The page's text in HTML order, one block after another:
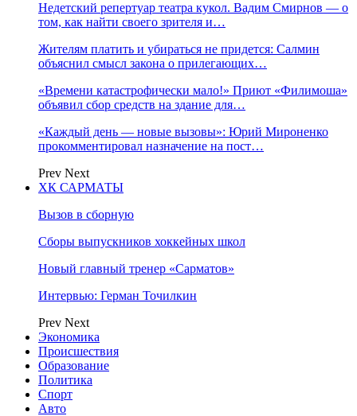
Недетский репертуар театра кукол. Вадим Смирнов — о
том, как найти своего зрителя и…
Жителям платить и убираться не придется: Салмин
объяснил смысл закона о прилегающих…
«Времени катастрофически мало!» Приют «Филимоша»
объявил сбор средств на здание для…
«Каждый день — новые вызовы»: Юрий Мироненко
прокомментировал назначение на пост…
Prev Next
ХК САРМАТЫ
Вызов в сборную
Сборы выпускников хоккейных школ
Новый главный тренер «Сарматов»
Интервью: Герман Точилкин
Prev Next
Экономика
Происшествия
Образование
Политика
Спорт
Авто